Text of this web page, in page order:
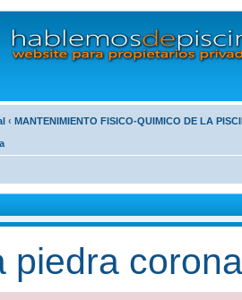
‹ MANTENIMIENTO FISICO-QUIMICO DE LA
piedra